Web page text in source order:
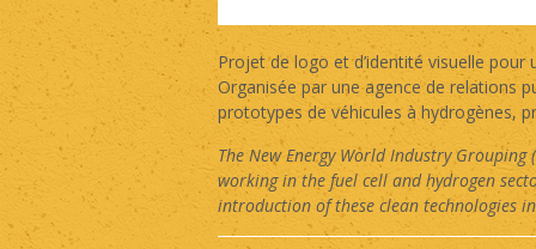
Projet de logo et d’identité visuelle
Organisée par une agence de relations
prototypes de véhicules à hydrogènes,
The New Energy World Industry
working in the fuel cell and hydrogen
introduction of these clean technologies